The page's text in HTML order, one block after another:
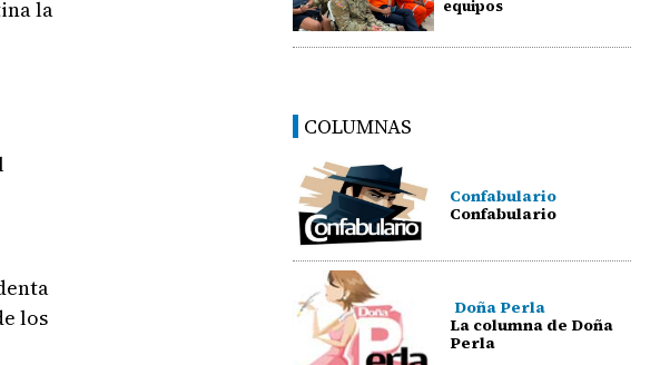
la
los
equipos
COLUMNAS
Confabulario
Confabulario
Doña Perla
La columna de Doña
Perla